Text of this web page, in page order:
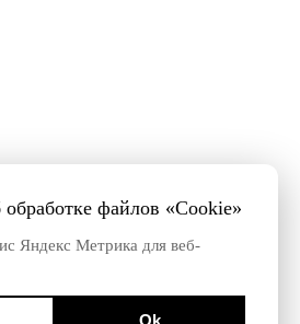
д. 79, оф. 8
файлов «Cookie»
Яндекс Метрика для веб-
Ok